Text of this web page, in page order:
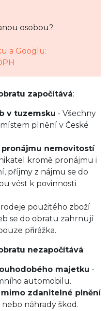
osobou?
započítává:
v tuzemsku - Všechny
plnění v České
nemovitostí
kromě pronájmu i
příjmy z nájmu se do
vést k povinnosti
použitého zboží
se do obratu zahrnují
přirážka.
nezapočítává:
majetku -
automobilu.
zdanitelné plnění
náhrady škod.